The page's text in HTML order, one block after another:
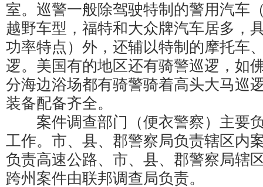
室。巡警一般除驾驶特制的警用汽车
越野车型，福特和大众牌汽车居多，
功率特点）外，还辅以特制的摩托车
逻。美国有的地区还有骑警巡逻，如
分海边浴场都有骑警骑着高头大马巡
装备配备齐全。
案件调查部门（便衣警察）主要
工作。市、县、郡警察局负责辖区内
负责高速公路、市、县、郡警察局辖
跨州案件由联邦调查局负责。